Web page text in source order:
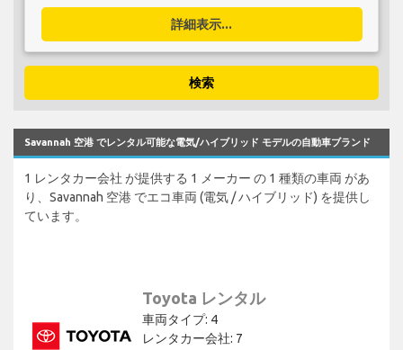
詳細表示...
検索
Savannah 空港 でレンタル可能な電気/ハイブリッド モデルの自動車ブランド
1 レンタカー会社 が提供する 1 メーカー の 1 種類の車両 があ
り、Savannah 空港 でエコ車両 (電気 / ハイブリッド) を提供し
ています。
Toyota レンタル
車両タイプ: 4
レンタカー会社: 7